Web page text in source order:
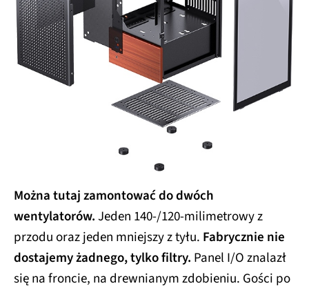
Można tutaj zamontować do dwóch
wentylatorów. Jeden 140-/120-milimetrowy z
przodu oraz jeden mniejszy z tyłu. Fabrycznie nie
dostajemy żadnego, tylko filtry. Panel I/O znalazł
się na froncie, na drewnianym zdobieniu. Gości po